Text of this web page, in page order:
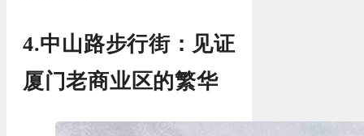
4.中山路步行街：见证
厦门老商业区的繁华